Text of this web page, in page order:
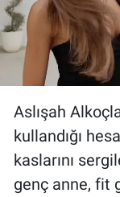
Aslışah
kullandığı
kaslarını
genç anne, fit